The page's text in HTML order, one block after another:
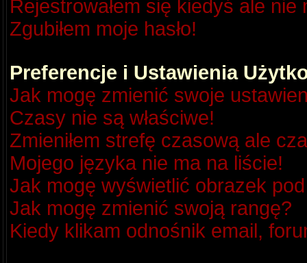
Rejestrowałem się kiedyś ale
Zgubiłem moje hasło!
Preferencje i Ustawienia
Jak mogę zmienić swoje
Czasy nie są właściwe!
Zmieniłem strefę czasową ale
Mojego języka nie ma na liście!
Jak mogę wyświetlić obrazek
Jak mogę zmienić swoją rangę?
Kiedy klikam odnośnik email,